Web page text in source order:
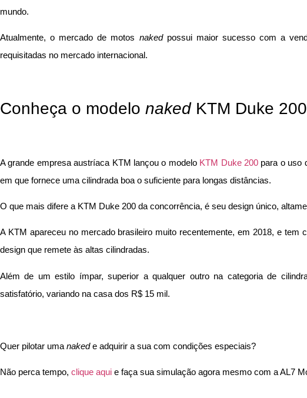
mundo.
Atualmente, o mercado de motos naked possui maior sucesso com a
requisitadas no mercado internacional.
Conheça o modelo nakedKTM Duke 200
A grande empresa austríaca KTM lançou o modelo KTM Duke 200 para o uso
em que fornece uma cilindrada boa o suficiente para longas distâncias.
O que mais difere a KTM Duke 200 da concorrência, é seu design único,
A KTM apareceu no mercado brasileiro muito recentemente, em 2018, e tem
design que remete às altas cilindradas.
Além de um estilo ímpar, superior a qualquer outro na categoria de
satisfatório, variando na casa dos R$ 15 mil.
Quer pilotar uma nakede adquirir a sua com condições especiais?
Não perca tempo, clique aqui e faça sua simulação agora mesmo com a AL7